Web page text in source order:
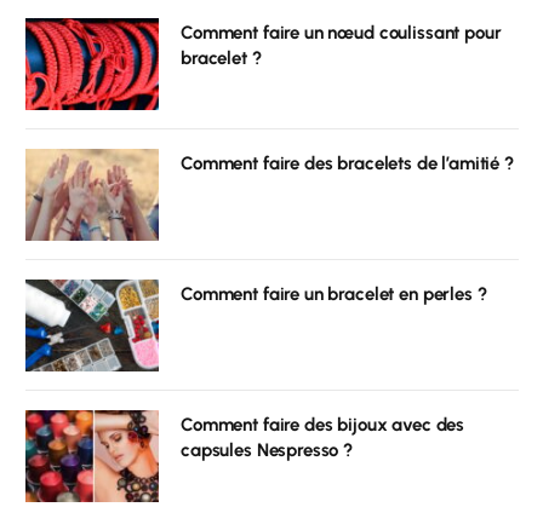
Comment faire un nœud coulissant pour
bracelet ?
Comment faire des bracelets de l’amitié ?
Comment faire un bracelet en perles ?
Comment faire des bijoux avec des
capsules Nespresso ?